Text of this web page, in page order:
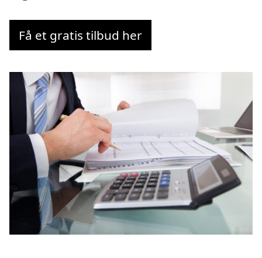
Få et gratis tilbud her